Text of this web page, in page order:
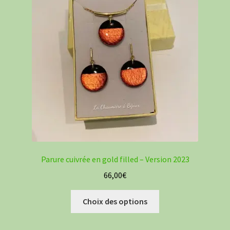
peuvent
être
choisies
sur
Parure cuivrée en gold filled – Version 2023
66,00€
Choix des options